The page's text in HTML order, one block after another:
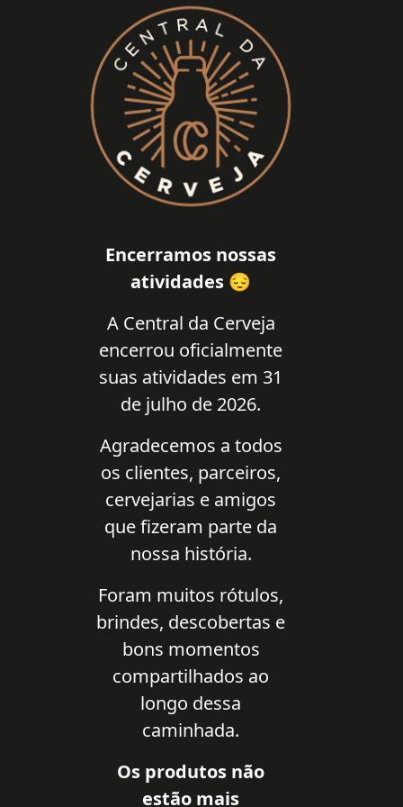
Encerramos nossas
atividades 😔
A Central da Cerveja
encerrou oficialmente
suas atividades em 31
de julho de 2026.
Agradecemos a todos
os clientes, parceiros,
cervejarias e amigos
que fizeram parte da
nossa história.
Foram muitos rótulos,
brindes, descobertas e
bons momentos
compartilhados ao
longo dessa
caminhada.
Os produtos não
estão mais